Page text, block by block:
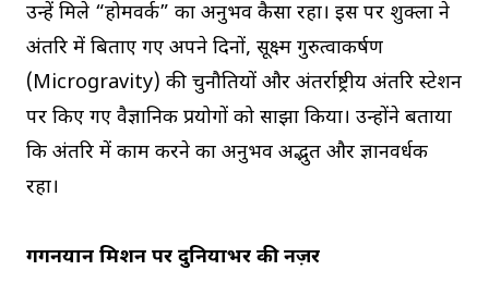
उन्हें मिले “होमवर्क” का अनुभव कैसा रहा। इस पर शुक्ला ने
अंतरिक्ष में बिताए गए अपने दिनों, सूक्ष्म गुरुत्वाकर्षण
(Microgravity) की चुनौतियों और अंतर्राष्ट्रीय अंतरिक्ष स्टेशन
पर किए गए वैज्ञानिक प्रयोगों को साझा किया। उन्होंने बताया
कि अंतरिक्ष में काम करने का अनुभव अद्भुत और ज्ञानवर्धक
रहा।
गगनयान मिशन पर दुनियाभर की नज़र